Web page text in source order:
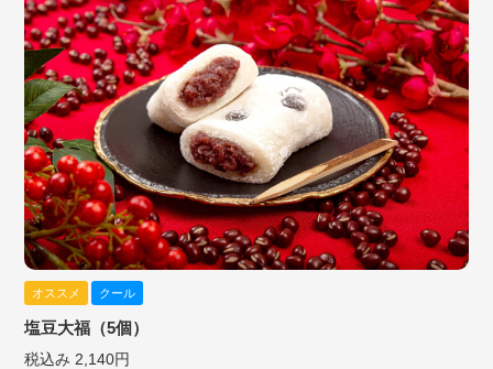
オススメ クール
塩豆大福（5個）
税込み 2,140円